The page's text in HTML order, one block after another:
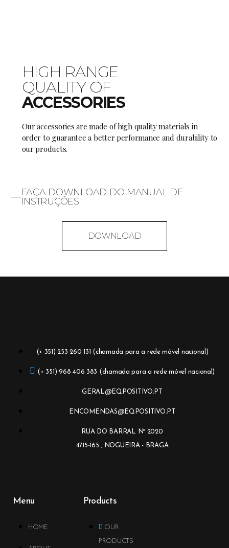
HIGH RANGE
QUALITY OF
ACCESSORIES
Our accessories are made of high quality materials in
order to guarantee a better performance and durability to
our products.
FAÇA DOWNLOAD DO MANUAL DE
INSTRUÇÕES
DOWNLOAD
(+ 351) 253 260 131 (chamada para a rede móvel nacional)
(+ 351) 968 406 383 (chamada para a rede móvel nacional)
GERAL@EQPOSITIVO.PT
ENCOMENDAS@EQPOSITIVO.PT
RUA DO BARRAL Nº 2020
4715-165 , NOGUEIRA - BRAGA
Menu
HOME
Products
OUR
PRODUCTS